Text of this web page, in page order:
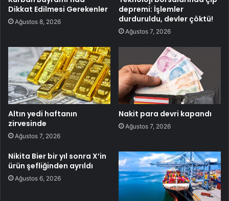
Dikkat Edilmesi Gerekenler
Ağustos 8, 2026
depremi: İşlemler
durduruldu, devler çöktü!
Ağustos 7, 2026
Altın yedi haftanın
zirvesinde
Ağustos 7, 2026
Nakit para devri kapandı
Ağustos 7, 2026
Nikita Bier bir yıl sonra X’in
ürün şefliğinden ayrıldı
Ağustos 6, 2026